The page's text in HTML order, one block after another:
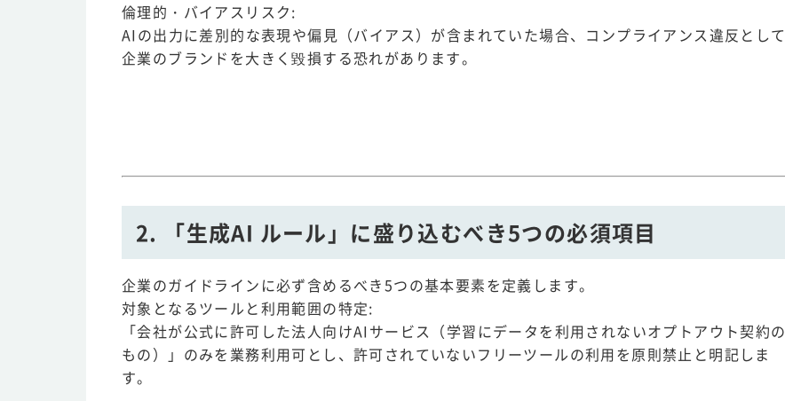
倫理的・バイアスリスク:
AIの出力に差別的な表現や偏見（バイアス）が含まれていた場合、コンプライアンス違反として
企業のブランドを大きく毀損する恐れがあります。
2. 「生成AI ルール」に盛り込むべき5つの必須項目
企業のガイドラインに必ず含めるべき5つの基本要素を定義します。
対象となるツールと利用範囲の特定:
「会社が公式に許可した法人向けAIサービス（学習にデータを利用されないオプトアウト契約の
もの）」のみを業務利用可とし、許可されていないフリーツールの利用を原則禁止と明記しま
す。